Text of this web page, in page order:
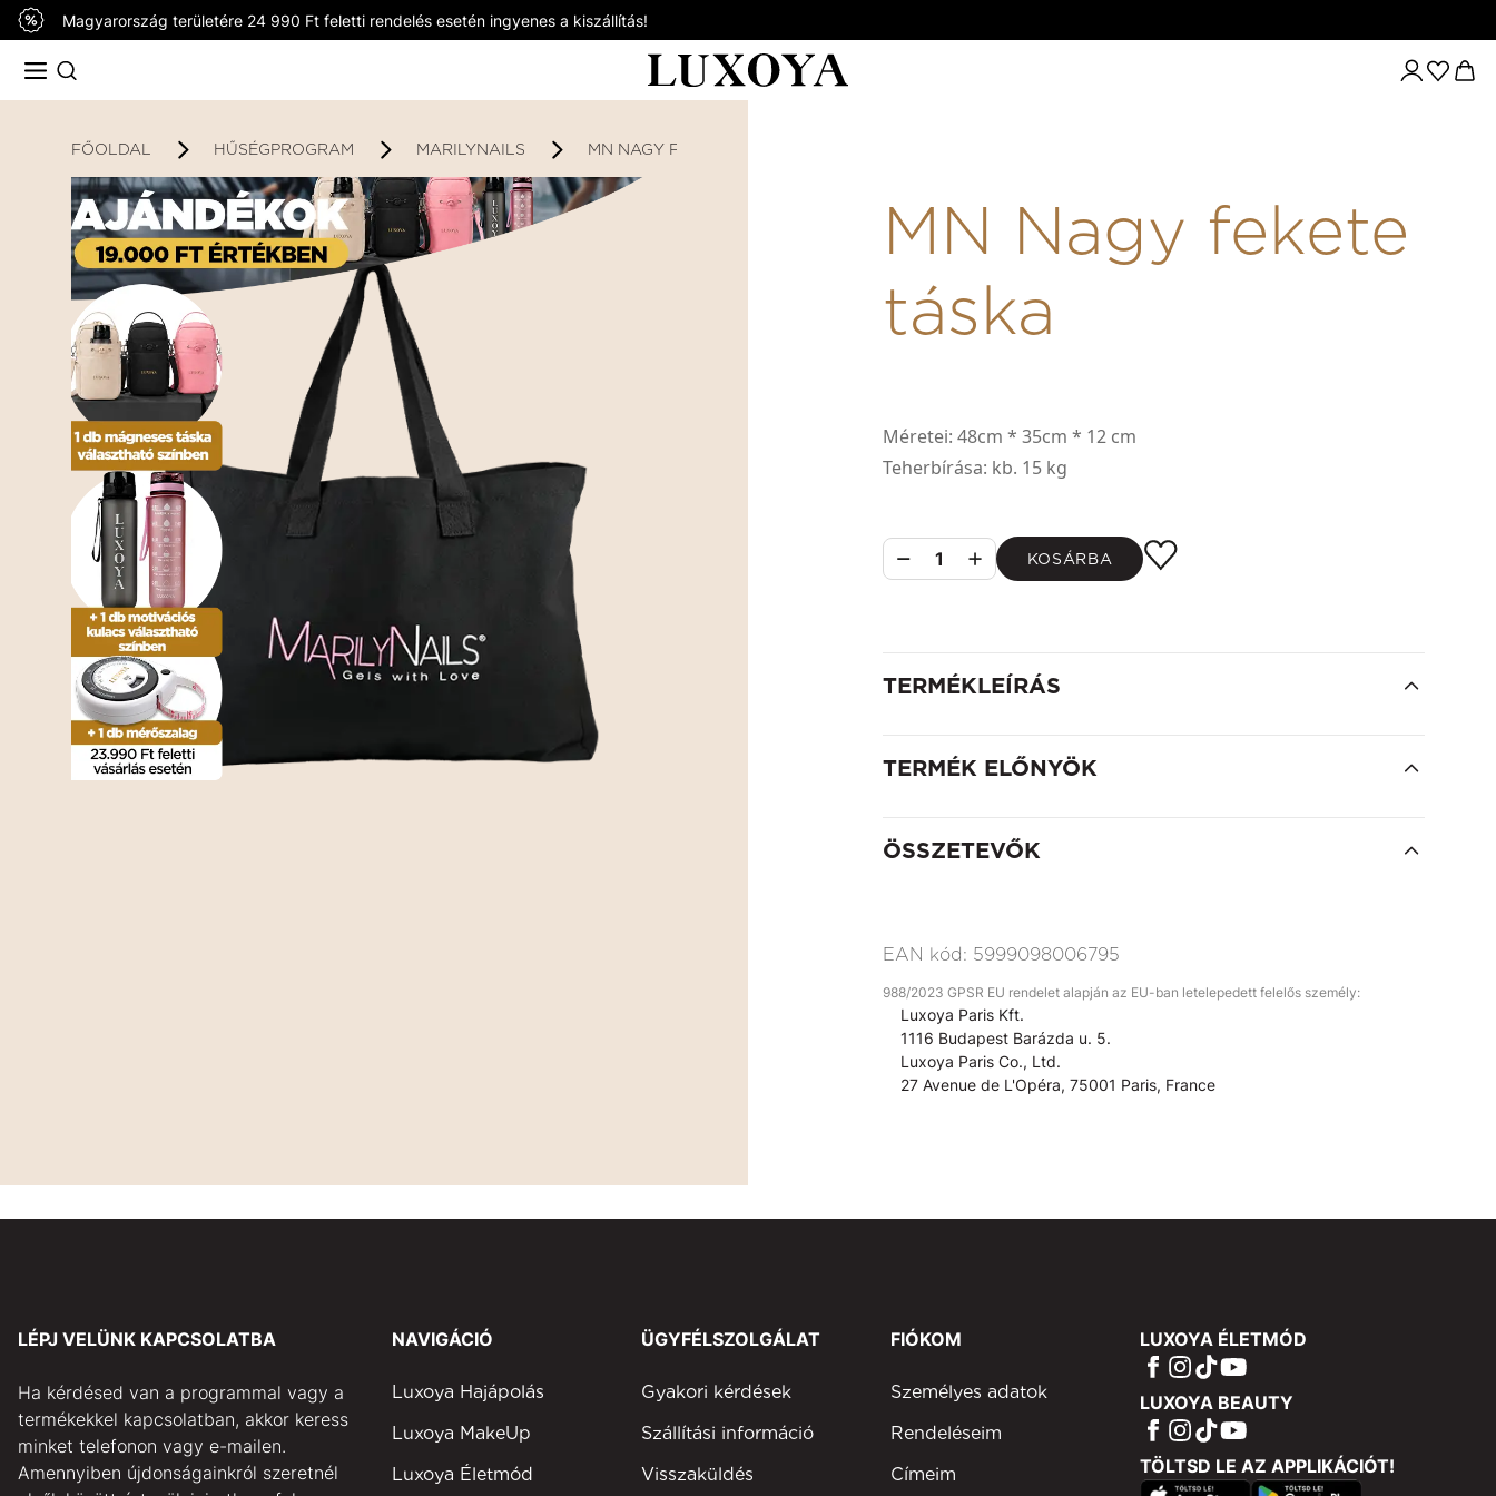
Magyarország területére 24 990 Ft feletti rendelés esetén ingyenes a kiszállítás!
FŐOLDAL HŰSÉGPROGRAM MARILYNAILS MN NAGY FEKETE TÁSKA
MN Nagy fekete
táska
Méretei: 48cm * 35cm * 12 cm
Teherbírása: kb. 15 kg
1 KOSÁRBA
TERMÉKLEÍRÁS
TERMÉK ELŐNYÖK
ÖSSZETEVŐK
EAN kód: 5999098006795
988/2023 GPSR EU rendelet alapján az EU-ban letelepedett felelős személy:
Luxoya Paris Kft.
1116 Budapest Barázda u. 5.
Luxoya Paris Co., Ltd.
27 Avenue de L'Opéra, 75001 Paris, France
LÉPJ VELÜNK KAPCSOLATBA
Ha kérdésed van a programmal vagy a
termékekkel kapcsolatban, akkor keress
minket telefonon vagy e-mailen.
Amennyiben újdonságainkról szeretnél
NAVIGÁCIÓ
Luxoya Hajápolás
Luxoya MakeUp
Luxoya Életmód
ÜGYFÉLSZOLGÁLAT
Gyakori kérdések
Szállítási információ
Visszaküldés
FIÓKOM
Személyes adatok
Rendeléseim
Címeim
LUXOYA ÉLETMÓD
LUXOYA BEAUTY
TÖLTSD LE AZ APPLIKÁCIÓT!